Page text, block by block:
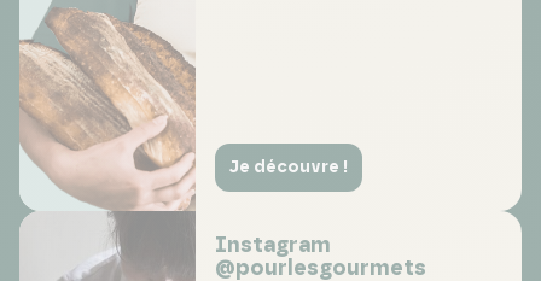
Je découvre !
Instagram
@pourlesgourmets